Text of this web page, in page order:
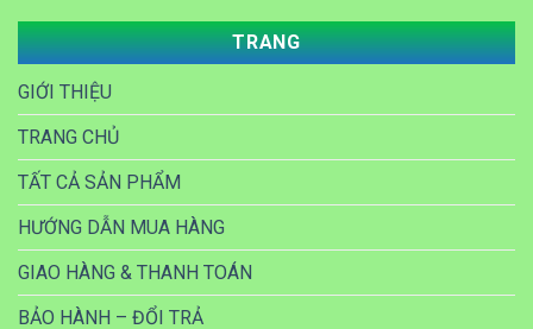
TRANG
GIỚI THIỆU
TRANG CHỦ
TẤT CẢ SẢN PHẨM
HƯỚNG DẪN MUA HÀNG
GIAO HÀNG & THANH TOÁN
BẢO HÀNH – ĐỔI TRẢ